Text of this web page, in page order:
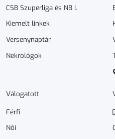
CSB Szuperliga és NB I.
Kiemelt linkek
Versenynaptár
Nekrológok
Válogatott
Férfi
Női